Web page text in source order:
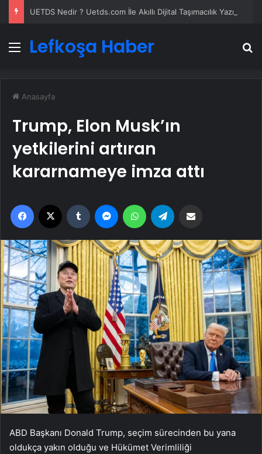
Menü
Lefkoşa Haber
Anasayfa
Trump, Elon Musk’ın
yetkilerini artıran
kararnameye imza attı
Facebook Tumblr MessengerWhatsApp
ABD Başkanı Donald Trump, seçim sürecinden bu yana
oldukça yakın olduğu ve Hükümet Verimliliği